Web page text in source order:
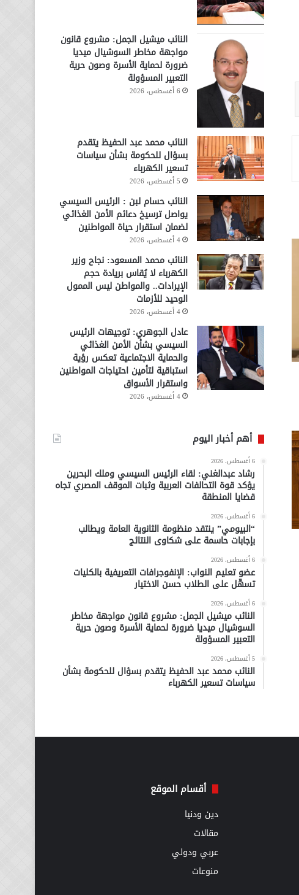
النائب ميشيل الجمل: مشروع قانون
مواجهة مخاطر السوشيال ميديا
ضرورة لحماية الأسرة وصون حرية
التعبير المسؤولة
6 أغسطس، 2026
النائب محمد عبد الحفيظ يتقدم
بسؤال للحكومة بشأن سياسات
تسعير الكهرباء
5 أغسطس، 2026
النائب حسام لبن : الرئيس السيسي
يواصل ترسيخ دعائم الأمن الغذائي
لضمان استقرار حياة المواطنين
4 أغسطس، 2026
النائب محمد المسعود: نجاح وزير
الكهرباء لا يُقاس بريادة حجم
الإيرادات.. والمواطن ليس الممول
الوحيد للأزمات
4 أغسطس، 2026
عادل الجوهري: توجيهات الرئيس
السيسي بشأن الأمن الغذائي
والحماية الاجتماعية تعكس رؤية
استباقية لتأمين احتياجات المواطنين
واستقرار الأسواق
4 أغسطس، 2026
أهم أخبار اليوم
6 أغسطس، 2026
رشاد عبدالغني: لقاء الرئيس السيسي وملك البحرين
يؤكد قوة التحالفات العربية وثبات الموقف المصري تجاه
قضايا المنطقة
6 أغسطس، 2026
“البيومي” ينتقد منظومة الثانوية العامة ويطالب
بإجابات حاسمة على شكاوى النتائج
6 أغسطس، 2026
عضو تعليم النواب: الإنفوجرافات التعريفية بالكليات
تسهّل على الطلاب حسن الاختيار
6 أغسطس، 2026
النائب ميشيل الجمل: مشروع قانون مواجهة مخاطر
السوشيال ميديا ضرورة لحماية الأسرة وصون حرية
التعبير المسؤولة
5 أغسطس، 2026
النائب محمد عبد الحفيظ يتقدم بسؤال للحكومة بشأن
سياسات تسعير الكهرباء
أقسام الموقع
دين ودنيا
مقالات
عربي ودولي
منوعات